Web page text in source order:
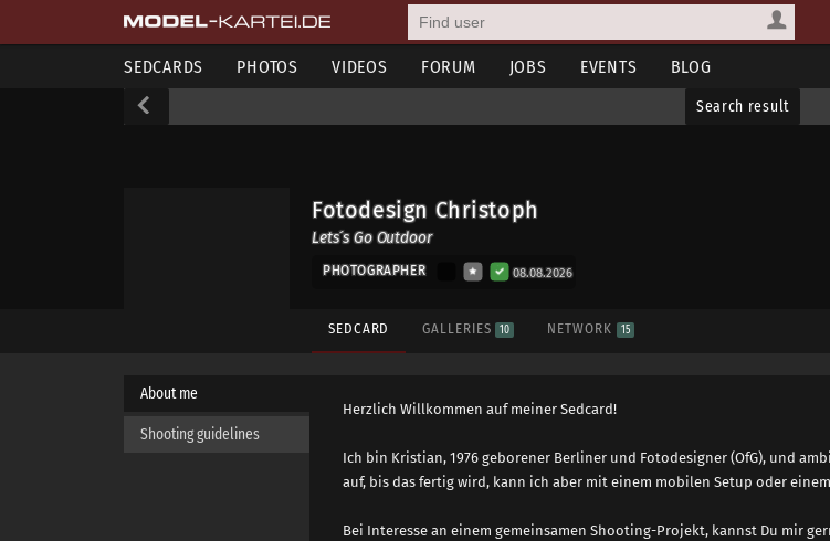
SEDCARDS PHOTOS VIDEOS FORUM JOBS EVENTS BLOG
Search result
Fotodesign Christoph
Lets´s Go Outdoor
PHOTOGRAPHER 08.08.2026
SEDCARD GALLERIES 10 NETWORK 15
About me
Shooting guidelines
Herzlich Willkommen auf meiner Sedcard!
Ich bin Kristian, 1976 geborener Berliner und Fotodesigner (OfG), und
auf, bis das fertig wird, kann ich aber mit einem mobilen Setup oder
Bei Interesse an einem gemeinsamen Shooting-Projekt, kannst Du mir